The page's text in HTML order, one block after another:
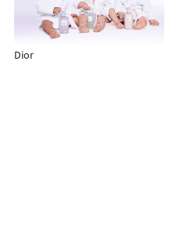
Dior